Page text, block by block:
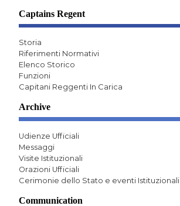
Captains Regent
Storia
Riferimenti Normativi
Elenco Storico
Funzioni
Capitani Reggenti In Carica
Archive
Udienze Ufficiali
Messaggi
Visite Istituzionali
Orazioni Ufficiali
Cerimonie dello Stato e eventi Istituzionali
Communication